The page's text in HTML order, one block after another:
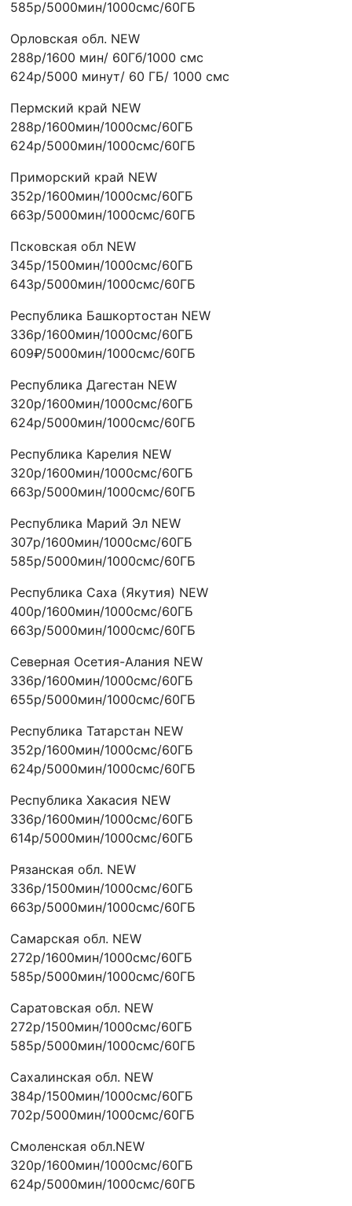
585р/5000мин/1000смс/60ГБ
Орловская обл. NEW
288р/1600 мин/ 60Гб/1000 смс
624р/5000 минут/ 60 ГБ/ 1000 смс
Пермский край NEW
288р/1600мин/1000смс/60ГБ
624р/5000мин/1000смс/60ГБ
Приморский край NEW
352р/1600мин/1000смс/60ГБ
663р/5000мин/1000смс/60ГБ
Псковская обл NEW
345р/1500мин/1000смс/60ГБ
643р/5000мин/1000смс/60ГБ
Республика Башкортостан NEW
336р/1600мин/1000смс/60ГБ
609₽/5000мин/1000смс/60ГБ
Республика Дагестан NEW
320р/1600мин/1000смс/60ГБ
624р/5000мин/1000смс/60ГБ
Республика Карелия NEW
320р/1600мин/1000смс/60ГБ
663р/5000мин/1000смс/60ГБ
Республика Марий Эл NEW
307р/1600мин/1000смс/60ГБ
585р/5000мин/1000смс/60ГБ
Республика Саха (Якутия) NEW
400р/1600мин/1000смс/60ГБ
663р/5000мин/1000смс/60ГБ
Северная Осетия-Алания NEW
336р/1600мин/1000смс/60ГБ
655р/5000мин/1000смс/60ГБ
Республика Татарстан NEW
352р/1600мин/1000смс/60ГБ
624р/5000мин/1000смс/60ГБ
Республика Хакасия NEW
336р/1600мин/1000смс/60ГБ
614р/5000мин/1000смс/60ГБ
Рязанская обл. NEW
336р/1500мин/1000смс/60ГБ
663р/5000мин/1000смс/60ГБ
Самарская обл. NEW
272р/1600мин/1000смс/60ГБ
585р/5000мин/1000смс/60ГБ
Саратовская обл. NEW
272р/1500мин/1000смс/60ГБ
585р/5000мин/1000смс/60ГБ
Сахалинская обл. NEW
384р/1500мин/1000смс/60ГБ
702р/5000мин/1000смс/60ГБ
Смоленская обл.NEW
320р/1600мин/1000смс/60ГБ
624р/5000мин/1000смс/60ГБ